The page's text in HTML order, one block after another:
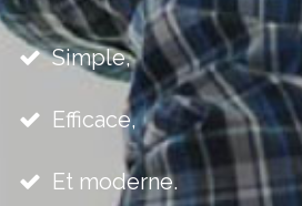
Simple,
Efficace,
Et moderne.